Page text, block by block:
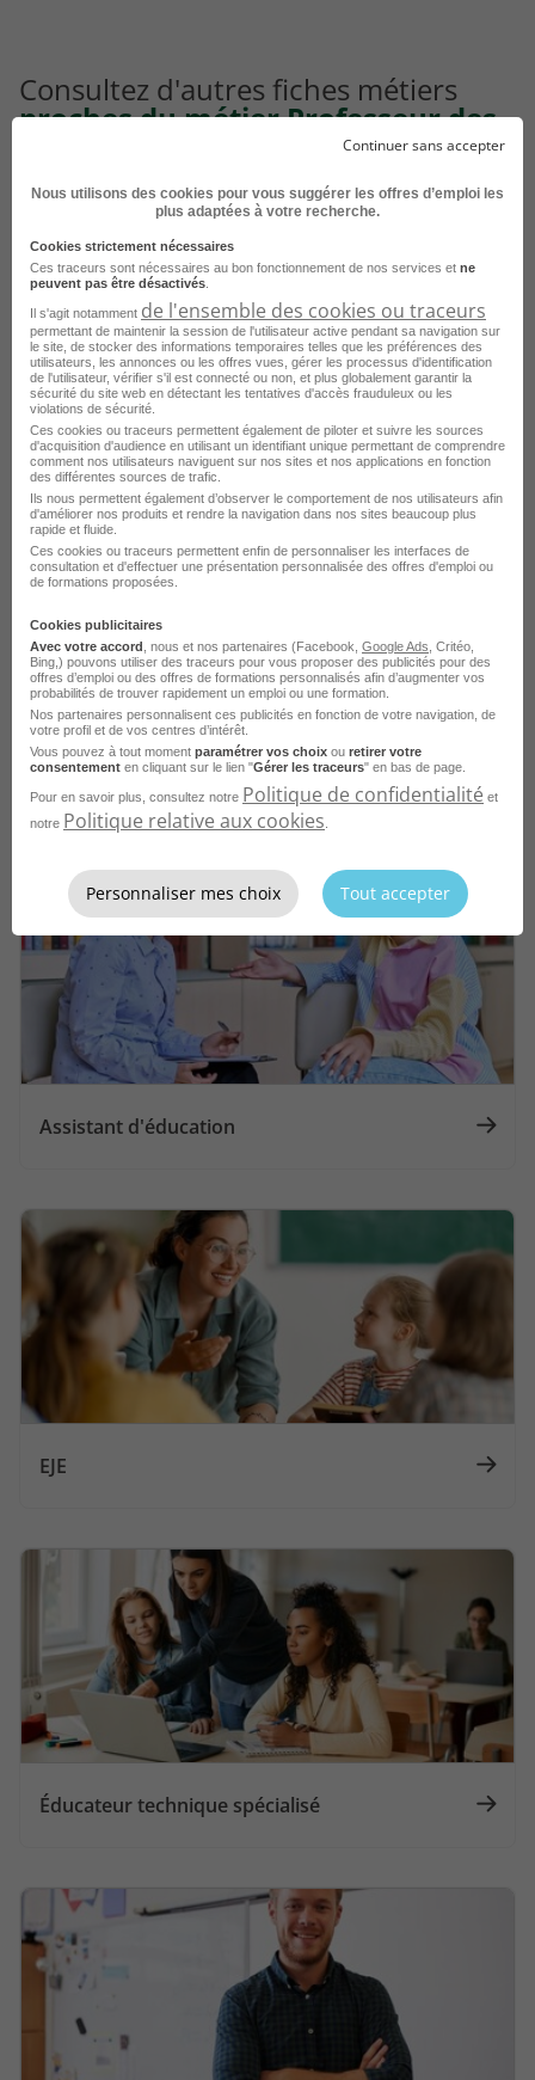
Consultez d'autres fiches métiers
proches du métier Professeur des
Educateur spécialisé
Professeur
Assistant d'éducation
EJE
Éducateur technique spécialisé
Continuer sans accepter
Nous utilisons des cookies pour vous suggérer les offres d’emploi les
plus adaptées à votre recherche.
Cookies strictement nécessaires
Ces traceurs sont nécessaires au bon fonctionnement de nos services et ne
peuvent pas être désactivés
Il s'agit notamment de l'ensemble des cookies ou traceurs
permettant de maintenir la session de l'utilisateur active pendant sa navigation sur
le site, de stocker des informations temporaires telles que les préférences des
utilisateurs, les annonces ou les offres vues, gérer les processus d'identification
de l'utilisateur, vérifier s'il est connecté ou non, et plus globalement garantir la
sécurité du site web en détectant les tentatives d'accès frauduleux ou les
violations de sécurité.
Ces cookies ou traceurs permettent également de piloter et suivre les sources
d'acquisition d'audience en utilisant un identifiant unique permettant de comprendre
comment nos utilisateurs naviguent sur nos sites et nos applications en fonction
des différentes sources de trafic.
Ils nous permettent également d’observer le comportement de nos utilisateurs afin
d'améliorer nos produits et rendre la navigation dans nos sites beaucoup plus
rapide et fluide.
Ces cookies ou traceurs permettent enfin de personnaliser les interfaces de
consultation et d'effectuer une présentation personnalisée des offres d'emploi ou
de formations proposées.
Cookies publicitaires
Avec votre accord , nous et nos partenaires (Facebook, Google Ads , Critéo,
Bing,) pouvons utiliser des traceurs pour vous proposer des publicités pour des
offres d’emploi ou des offres de formations personnalisés afin d’augmenter vos
probabilités de trouver rapidement un emploi ou une formation.
Nos partenaires personnalisent ces publicités en fonction de votre navigation, de
votre profil et de vos centres d’intérêt.
Vous pouvez à tout moment paramétrer vos choix ou retirer votre
consentement en cliquant sur le lien "Gérer les traceurs" en bas de page.
Pour en savoir plus, consultez notre Politique de confidentialité et
notre Politique relative aux cookies
Personnaliser mes choix Tout accepter